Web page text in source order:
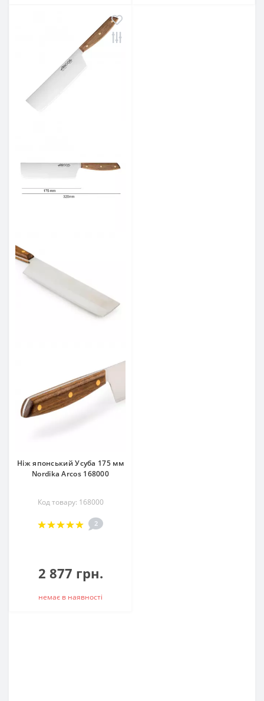
Ніж японський Усуба 175 мм
Nordika Arcos 168000
Код товару: 168000
2
2 877 грн.
немає в наявностi